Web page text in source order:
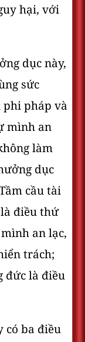
hại, với
dục này,
sức
phi pháp và
mình an
làm
dục
cầu tài
điều thứ
an lạc,
trách;
đức là điều
có ba điều